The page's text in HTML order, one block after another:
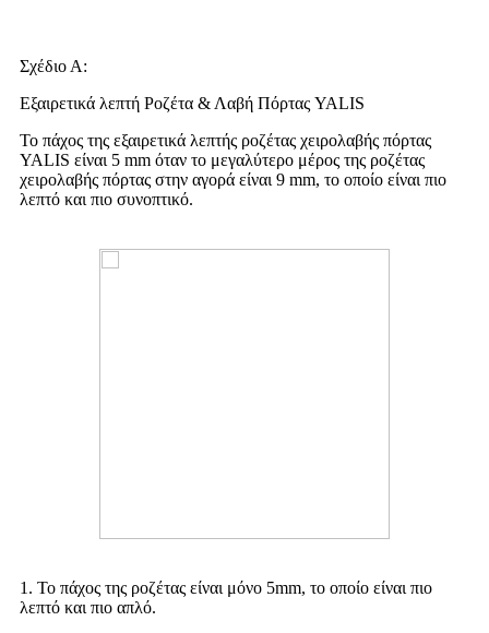
Σχέδιο Α:
Εξαιρετικά λεπτή Ροζέτα & Λαβή Πόρτας YALIS
Το πάχος της εξαιρετικά λεπτής ροζέτας χειρολαβής πόρτας
YALIS είναι 5 mm όταν το μεγαλύτερο μέρος της ροζέτας
χειρολαβής πόρτας στην αγορά είναι 9 mm, το οποίο είναι πιο
λεπτό και πιο συνοπτικό.
1. Το πάχος της ροζέτας είναι μόνο 5mm, το οποίο είναι πιο
λεπτό και πιο απλό.